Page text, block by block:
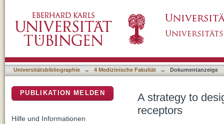
Universitätsbibliographie → 4 Medizinische Fakultät → Dokumentanzeige
A strategy to
receptors
PUBLIKATION MELDEN
Hilfe und Informationen